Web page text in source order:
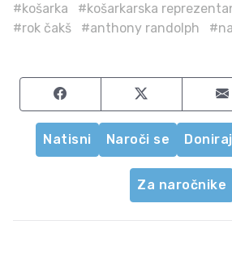
#košarka #košarkarska
#rok čakš
#anthony randolph
Share on Facebook
Share on
Natisni Naroči se Doniraj
Za naročnike